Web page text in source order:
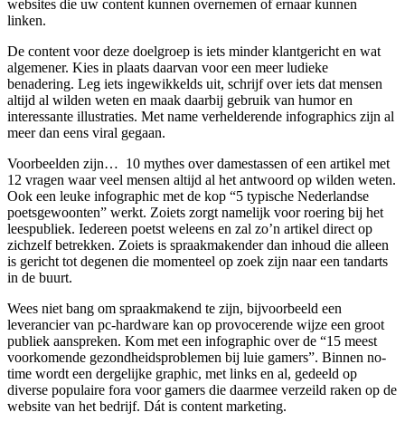
websites die uw content kunnen overnemen of ernaar kunnen
linken.
De content voor deze doelgroep is iets minder klantgericht en wat
algemener. Kies in plaats daarvan voor een meer ludieke
benadering. Leg iets ingewikkelds uit, schrijf over iets dat mensen
altijd al wilden weten en maak daarbij gebruik van humor en
interessante illustraties. Met name verhelderende infographics zijn al
meer dan eens viral gegaan.
Voorbeelden zijn… 10 mythes over damestassen of een artikel met
12 vragen waar veel mensen altijd al het antwoord op wilden weten.
Ook een leuke infographic met de kop “5 typische Nederlandse
poetsgewoonten” werkt. Zoiets zorgt namelijk voor roering bij het
leespubliek. Iedereen poetst weleens en zal zo’n artikel direct op
zichzelf betrekken. Zoiets is spraakmakender dan inhoud die alleen
is gericht tot degenen die momenteel op zoek zijn naar een tandarts
in de buurt.
Wees niet bang om spraakmakend te zijn, bijvoorbeeld een
leverancier van pc-hardware kan op provocerende wijze een groot
publiek aanspreken. Kom met een infographic over de “15 meest
voorkomende gezondheidsproblemen bij luie gamers”. Binnen no-
time wordt een dergelijke graphic, met links en al, gedeeld op
diverse populaire fora voor gamers die daarmee verzeild raken op de
website van het bedrijf. Dát is content marketing.